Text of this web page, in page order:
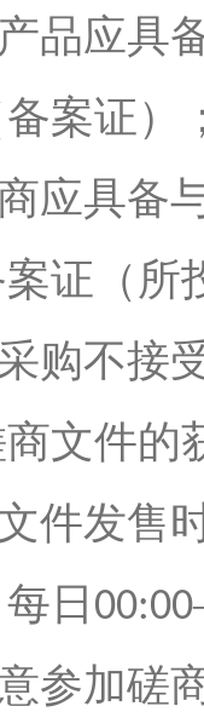
品应具
案证）
应具备
证（所
购不接
商文件的
件发售
日 00:00
参加磋